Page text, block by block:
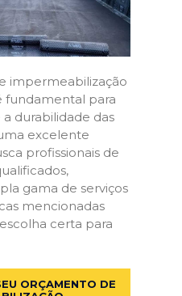
impermeabilização
fundamental para
durabilidade das
excelente
profissionais de
gama de serviços
mencionadas
certa para
ORÇAMENTO DE